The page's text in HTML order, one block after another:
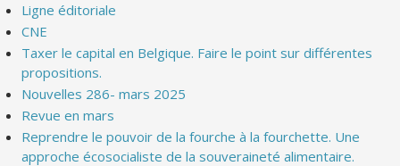
Ligne éditoriale
CNE
Taxer le capital en Belgique. Faire le point sur différentes
propositions.
Nouvelles 286- mars 2025
Revue en mars
Reprendre le pouvoir de la fourche à la fourchette. Une
approche écosocialiste de la souveraineté alimentaire.